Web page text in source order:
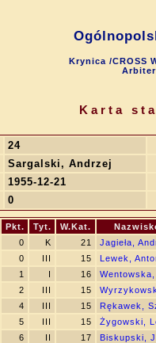
Krynica /CROSS
Karta
24
Sargalski, Andrzej
1955-12-21
0
Pkt. Tyt. W.Kat.
0 K 21
Jagieła,
0 III 15
Lewek,
1 I 16
2 III 15
4 III 15
Rękawek,
5 III 15
Żygowski,
6 II 17
Biskupski,